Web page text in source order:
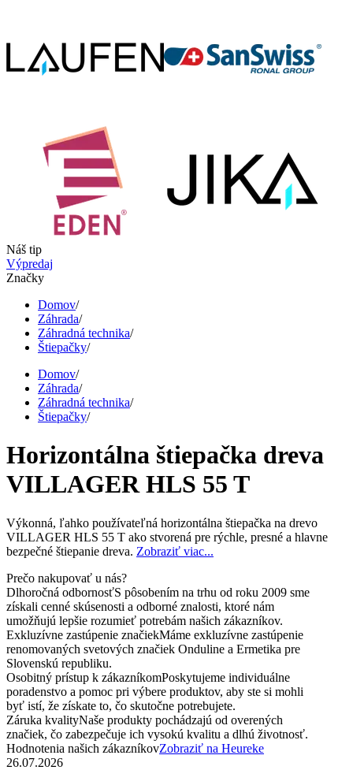
Náš tip
Výpredaj
Značky
Domov/
Záhrada/
Záhradná technika/
Štiepačky/
Domov/
Záhrada/
Záhradná technika/
Štiepačky/
Horizontálna štiepačka dreva
VILLAGER HLS 55 T
Výkonná, ľahko používateľná horizontálna štiepačka na drevo
VILLAGER HLS 55 T ako stvorená pre rýchle, presné a hlavne
bezpečné štiepanie dreva. Zobraziť viac...
Prečo nakupovať u nás?
Dlhoročná odbornosťS pôsobením na trhu od roku 2009 sme
získali cenné skúsenosti a odborné znalosti, ktoré nám
umožňujú lepšie rozumieť potrebám našich zákazníkov.
Exkluzívne zastúpenie značiekMáme exkluzívne zastúpenie
renomovaných svetových značiek Onduline a Ermetika pre
Slovenskú republiku.
Osobitný prístup k zákazníkomPoskytujeme individuálne
poradenstvo a pomoc pri výbere produktov, aby ste si mohli
byť istí, že získate to, čo skutočne potrebujete.
Záruka kvalityNaše produkty pochádzajú od overených
značiek, čo zabezpečuje ich vysokú kvalitu a dlhú životnosť.
Hodnotenia našich zákazníkovZobraziť na Heureke
26.07.2026